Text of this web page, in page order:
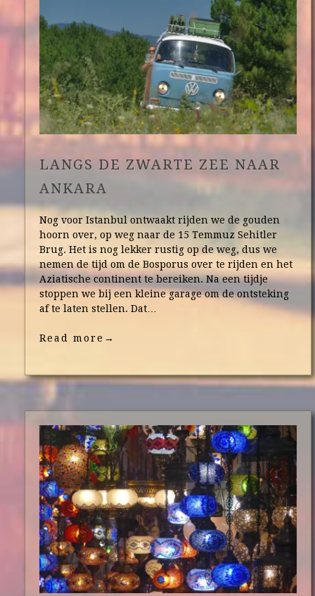
LANGS DE ZWARTE ZEE NAAR
ANKARA
Nog voor Istanbul ontwaakt rijden we de gouden
hoorn over, op weg naar de 15 Temmuz Sehitler
Brug. Het is nog lekker rustig op de weg, dus we
nemen de tijd om de Bosporus over te rijden en het
Aziatische continent te bereiken. Na een tijdje
stoppen we bij een kleine garage om de ontsteking
af te laten stellen. Dat…
Read more →